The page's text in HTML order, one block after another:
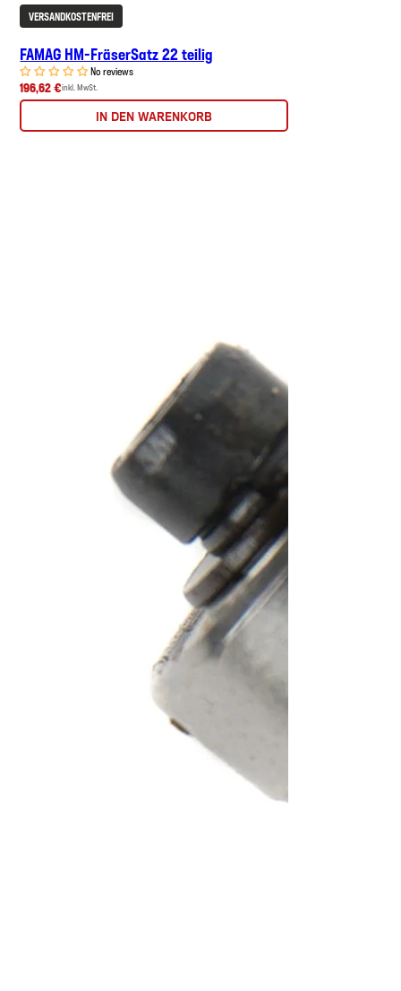
VERSANDKOSTENFREI
FAMAG HM-FräserSatz 22 teilig
No reviews
196,62 €inkl. MwSt.
IN DEN WARENKORB